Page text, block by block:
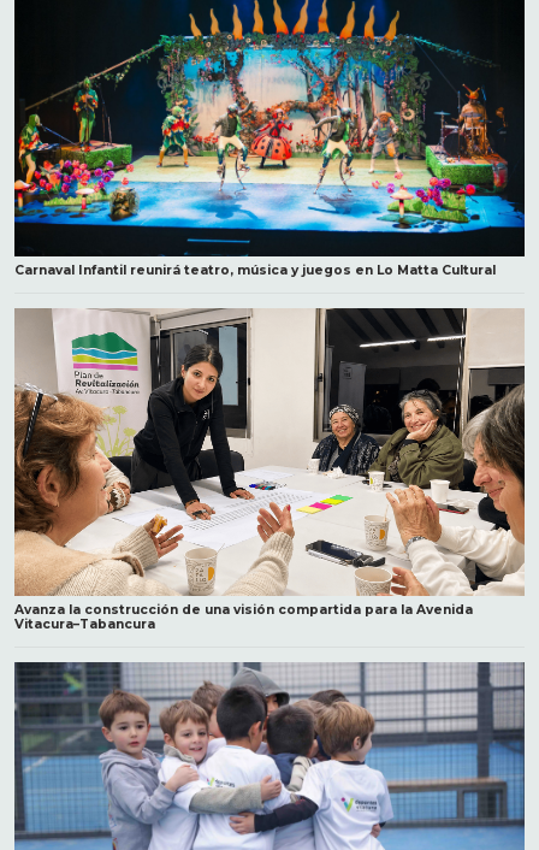
Carnaval Infantil reunirá teatro, música y juegos en Lo Matta Cultural
Avanza la construcción de una visión compartida para la Avenida
Vitacura–Tabancura